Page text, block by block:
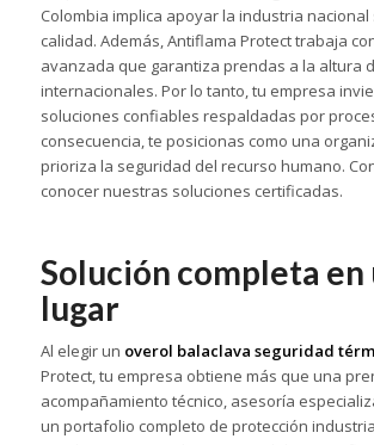
Colombia implica apoyar la industria
calidad. Además, Antiflama Protect trabaja
avanzada que garantiza prendas a la altura
internacionales. Por lo tanto, tu empresa
soluciones confiables respaldadas por
consecuencia, te posicionas como una
prioriza la seguridad del recurso humano.
conocer nuestras soluciones certificadas.
Solución completa en
lugar
Al elegir un overol balaclava seguridad
Protect, tu empresa obtiene más que una
acompañamiento técnico, asesoría
un portafolio completo de protección